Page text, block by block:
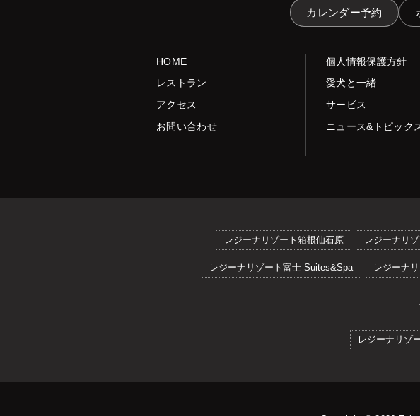
カレンダー予約
HOME 個人情報保護方針
レストラン
愛犬と一緒
アクセス
サービス
お問い合わせ
ニュース&トピック
レジーナリゾート箱根仙石原 レジーナリ
レジーナリゾート富士 Suites&Spa レジーナ
レジーナリゾ